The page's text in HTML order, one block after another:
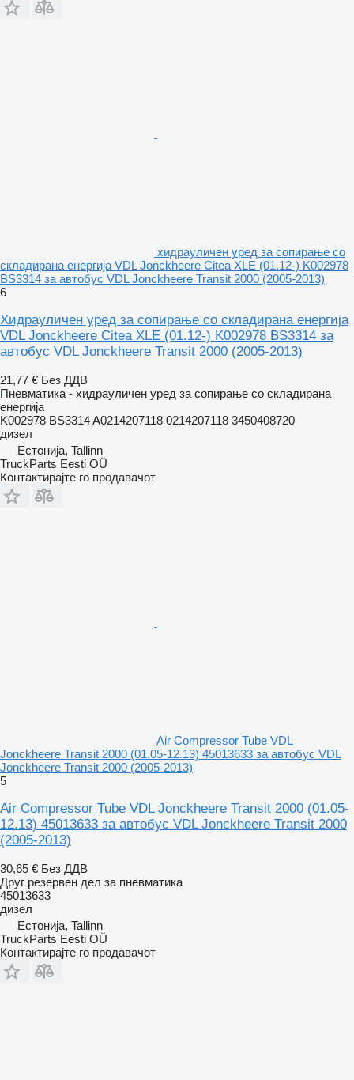
хидрауличен уред за сопирање со
складирана енергија VDL Jonckheere Citea XLE (01.12-) K002978
BS3314 за автобус VDL Jonckheere Transit 2000 (2005-2013)
6
Хидрауличен уред за сопирање со складирана енергија
VDL Jonckheere Citea XLE (01.12-) K002978 BS3314 за
автобус VDL Jonckheere Transit 2000 (2005-2013)
21,77 € Без ДДВ
Пневматика - хидрауличен уред за сопирање со складирана
енергија
K002978 BS3314 A0214207118 0214207118 3450408720
дизел
Естонија, Tallinn
TruckParts Eesti OÜ
Контактирајте го продавачот
Air Compressor Tube VDL
Jonckheere Transit 2000 (01.05-12.13) 45013633 за автобус VDL
Jonckheere Transit 2000 (2005-2013)
5
Air Compressor Tube VDL Jonckheere Transit 2000 (01.05-
12.13) 45013633 за автобус VDL Jonckheere Transit 2000
(2005-2013)
30,65 € Без ДДВ
Друг резервен дел за пневматика
45013633
дизел
Естонија, Tallinn
TruckParts Eesti OÜ
Контактирајте го продавачот